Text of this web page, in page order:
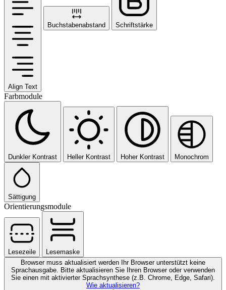
Align Text
Buchstabenabstand Schriftstärke
Farbmodule
Dunkler Kontrast Heller Kontrast Hoher Kontrast Monochrom
Sättigung
Orientierungsmodule
Lesezeile
Lesemaske
Browser muss aktualisiert werden
Ihr Browser unterstützt keine
Sprachausgabe. Bitte aktualisieren Sie Ihren Browser oder verwenden
Sie einen mit aktivierter Sprachsynthese (z.B. Chrome, Edge, Safari).
Wie aktualisieren?